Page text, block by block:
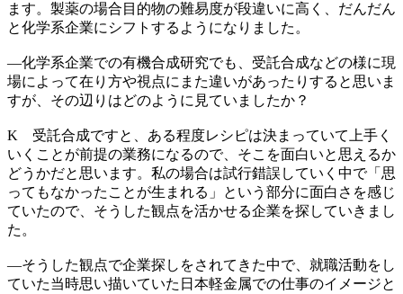
ます。製薬の場合目的物の難易度が段違いに高く、だんだん
と化学系企業にシフトするようになりました。
―化学系企業での有機合成研究でも、受託合成などの様に現
場によって在り方や視点にまた違いがあったりすると思いま
すが、その辺りはどのように見ていましたか？
K 受託合成ですと、ある程度レシピは決まっていて上手く
いくことが前提の業務になるので、そこを面白いと思えるか
どうかだと思います。私の場合は試行錯誤していく中で「思
ってもなかったことが生まれる」という部分に面白さを感じ
ていたので、そうした観点を活かせる企業を探していきまし
た。
―そうした観点で企業探しをされてきた中で、就職活動をし
ていた当時思い描いていた日本軽金属での仕事のイメージと